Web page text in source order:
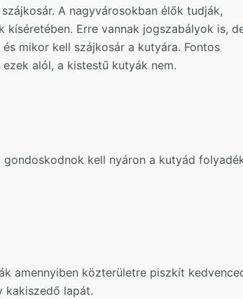
A nagyvárosokban élők tudják,
Erre vannak jogszabályok is,
mikor kell szájkosár a kutyára. Fontos
alól, a kistestű kutyák nem.
kell nyáron a kutyád
amennyiben közterületre piszkít
kakiszedő lapát.